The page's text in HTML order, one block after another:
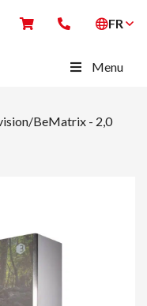
FR
Menu
BeMatrix - 2,0